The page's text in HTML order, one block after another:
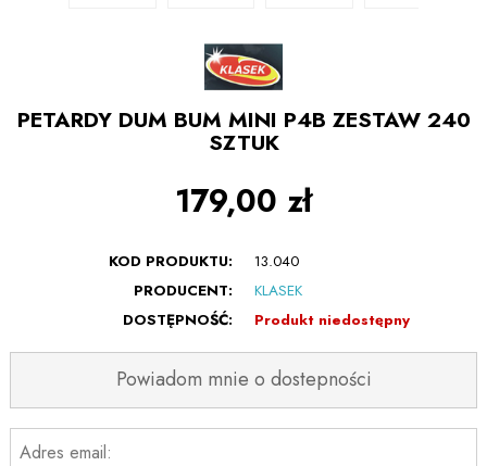
PETARDY DUM BUM MINI P4B ZESTAW 240
SZTUK
179,00 zł
KOD PRODUKTU:
13.040
PRODUCENT:
KLASEK
DOSTĘPNOŚĆ:
Produkt niedostępny
Powiadom mnie o dostepności
Adres email: